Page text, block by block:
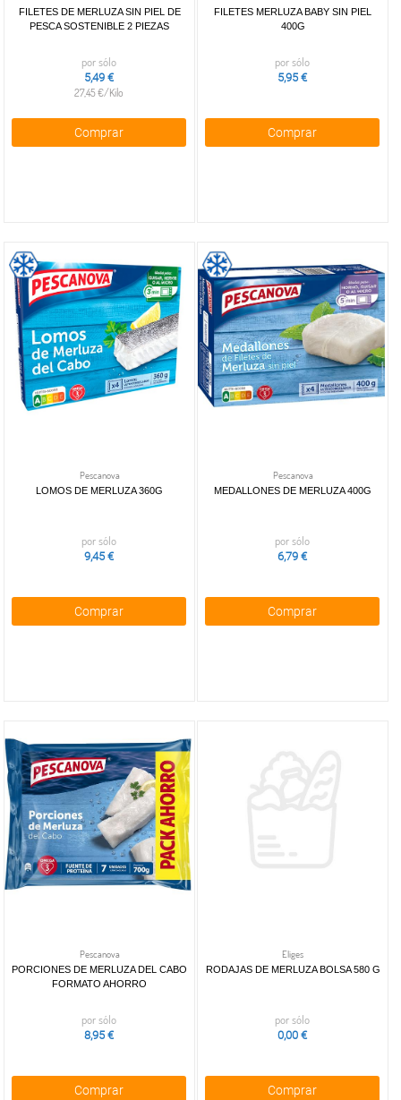
FILETES DE MERLUZA SIN PIEL DE
PESCA SOSTENIBLE 2 PIEZAS
por sólo
5,49 €
27,45 €/Kilo
Comprar
FILETES MERLUZA BABY SIN PIEL
400G
por sólo
5,95 €
Comprar
Pescanova
LOMOS DE MERLUZA 360G
por sólo
9,45 €
Comprar
Pescanova
MEDALLONES DE MERLUZA 400G
por sólo
6,79 €
Comprar
Pescanova
PORCIONES DE MERLUZA DEL CABO
FORMATO AHORRO
por sólo
8,95 €
Comprar
Eliges
RODAJAS DE MERLUZA BOLSA 580 G
por sólo
0,00 €
Comprar